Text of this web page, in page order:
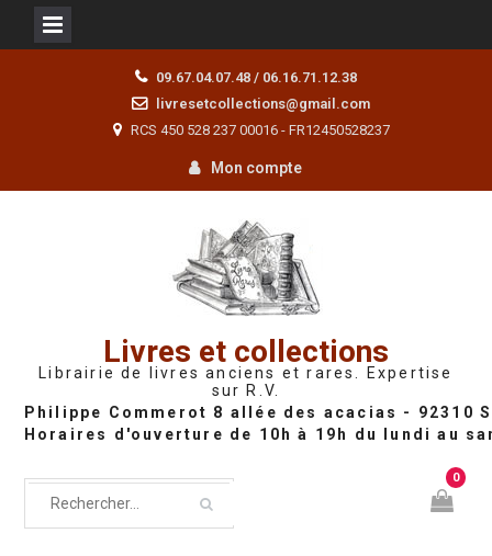
09.67.04.07.48 / 06.16.71.12.38
livresetcollections@gmail.com
RCS 450 528 237 00016 - FR12450528237
Mon compte
Livres et collections
Librairie de livres anciens et rares. Expertise
sur R.V.
0